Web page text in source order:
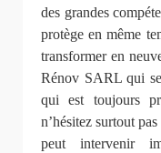
des grandes
protège en même
transformer en
Rénov SARL qui
qui est toujours
n’hésitez surtout
peut intervenir